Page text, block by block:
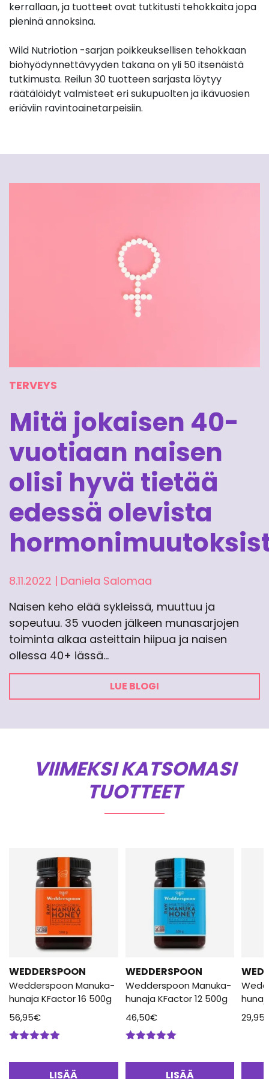
kerrallaan, ja tuotteet ovat tutkitusti tehokkaita jopa
pieninä annoksina.
Wild Nutriotion -sarjan poikkeuksellisen tehokkaan
biohyödynnettävyyden takana on yli 50 itsenäistä
tutkimusta. Reilun 30 tuotteen sarjasta löytyy
räätälöidyt valmisteet eri sukupuolten ja ikävuosien
eriäviin ravintoainetarpeisiin.
TERVEYS
Mitä jokaisen 40-
vuotiaan naisen
olisi hyvä tietää
edessä olevista
8.11.2022 | Daniela Salomaa
Naisen keho elää sykleissä, muuttuu ja
sopeutuu. 35 vuoden jälkeen munasarjojen
toiminta alkaa asteittain hiipua ja naisen
ollessa 40+ iässä…
LUE BLOGI
VIIMEKSI KATSOMASI
TUOTTEET
WEDDERSPOON
Wedderspoon Manuka-
hunaja KFactor 16 500g
56,95€
LISÄÄ
WEDDERSPOON
Wedderspoon Manuka-
hunaja KFactor 12 500g
46,50€
LISÄÄ
29,95